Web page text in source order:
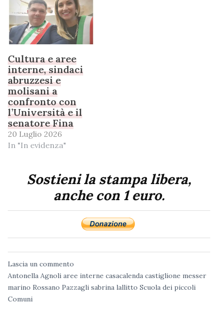
Cultura e aree
interne, sindaci
abruzzesi e
molisani a
confronto con
l’Università e il
senatore Fina
20 Luglio 2026
In "In evidenza"
Sostieni la stampa libera,
anche con 1 euro.
Lascia un commento
Antonella Agnoli aree interne casacalenda castiglione messer
marino Rossano Pazzagli sabrina lallitto Scuola dei piccoli
Comuni